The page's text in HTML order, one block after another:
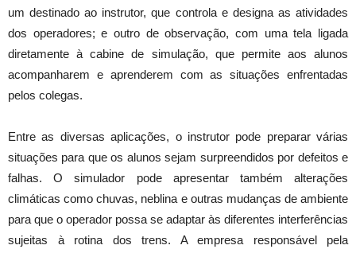
um destinado ao instrutor, que controla e designa as atividades
dos operadores; e outro de observação, com uma tela ligada
diretamente à cabine de simulação, que permite aos alunos
acompanharem e aprenderem com as situações enfrentadas
pelos colegas.
Entre as diversas aplicações, o instrutor pode preparar várias
situações para que os alunos sejam surpreendidos por defeitos e
falhas. O simulador pode apresentar também alterações
climáticas como chuvas, neblina e outras mudanças de ambiente
para que o operador possa se adaptar às diferentes interferências
sujeitas à rotina dos trens. A empresa responsável pela